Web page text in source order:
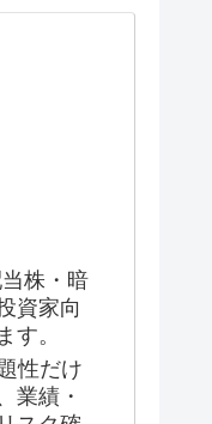
株・暗
資家向
す。
性だけ
業績・